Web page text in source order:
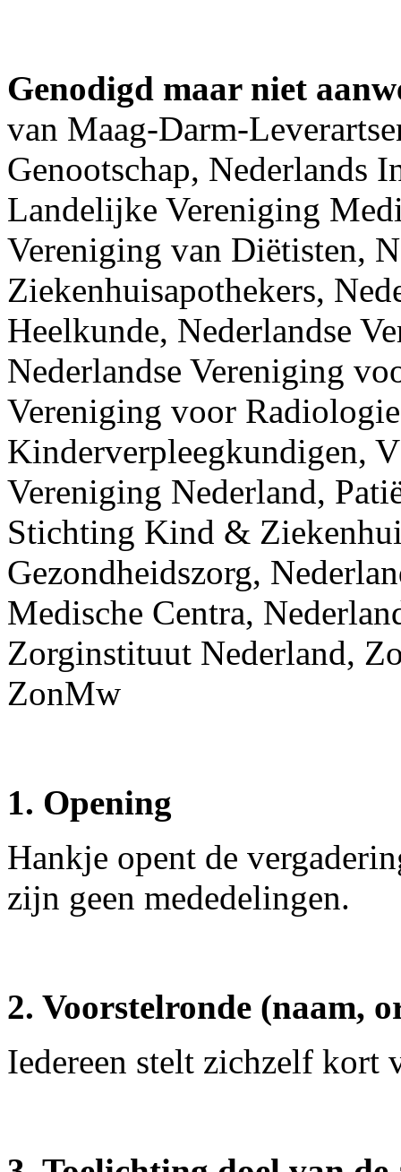
Genodigd maar niet
van Maag-Darm-
Genootschap, Nederlands
Landelijke Vereniging
Vereniging van Diëtisten,
Ziekenhuisapothekers,
Heelkunde, Nederlandse
Nederlandse Vereniging
Vereniging voor
Kinderverpleegkundigen,
Vereniging Nederland,
Stichting Kind &
Gezondheidszorg,
Medische Centra,
Zorginstituut Nederland,
ZonMw
1. Opening
Hankje opent de
zijn geen mededelingen.
2. Voorstelronde (naam,
Iedereen stelt zichzelf kort